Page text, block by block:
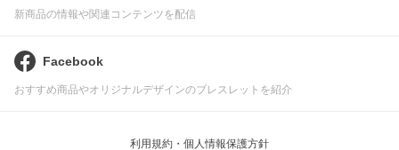
新商品の情報や関連コンテンツを配信
Facebook
おすすめ商品やオリジナルデザインのブレスレットを紹介
利用規約・個人情報保護方針